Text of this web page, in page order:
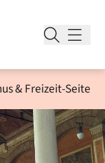
& Freizeit-Seite